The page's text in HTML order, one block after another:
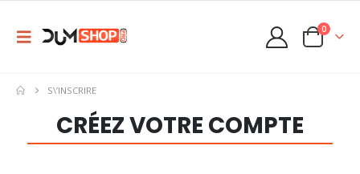
0
S\’INSCRIRE
CRÉEZVOTRE COMPTE